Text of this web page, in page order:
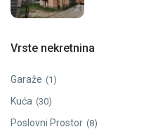
Vrste nekretnina
Garaže (1)
Kuća (30)
Poslovni Prostor (8)